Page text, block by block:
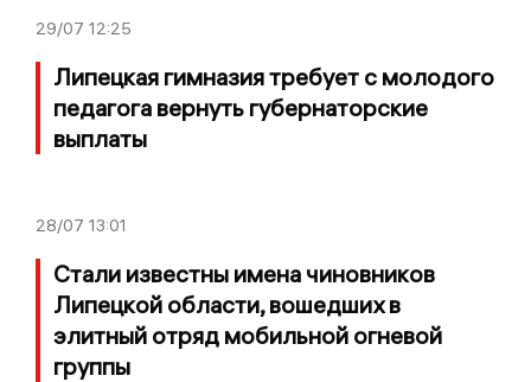
29/07 12:25
Липецкая гимназия требует с молодого
педагога вернуть губернаторские
выплаты
28/07 13:01
Стали известны имена чиновников
Липецкой области, вошедших в
элитный отряд мобильной огневой
группы